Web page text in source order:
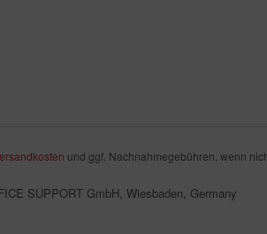
und ggf. Nachnahmegebühren, wenn
SUPPORT GmbH, Wiesbaden, Germany